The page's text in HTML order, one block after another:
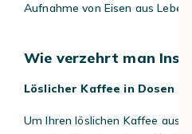
Aufnahme von Eisen aus
Wie verzehrt man
Löslicher Kaffee in Dosen
Um Ihren löslichen Kaffee aus